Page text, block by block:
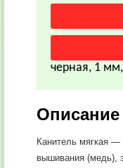
черная, 1
Описание
Канитель мягкая —
вышивания (медь),